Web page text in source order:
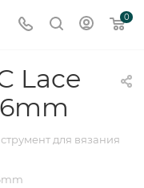
0
Lace
для вязания